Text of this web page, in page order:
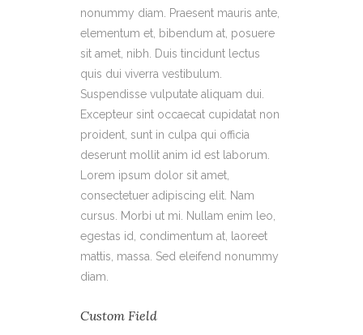
nonummy diam. Praesent mauris ante,
elementum et, bibendum at, posuere
sit amet, nibh. Duis tincidunt lectus
quis dui viverra vestibulum.
Suspendisse vulputate aliquam dui.
Excepteur sint occaecat cupidatat non
proident, sunt in culpa qui officia
deserunt mollit anim id est laborum.
Lorem ipsum dolor sit amet,
consectetuer adipiscing elit. Nam
cursus. Morbi ut mi. Nullam enim leo,
egestas id, condimentum at, laoreet
mattis, massa. Sed eleifend nonummy
diam.
Custom Field